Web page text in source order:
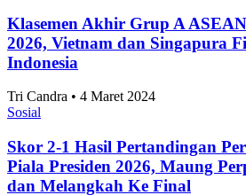
Ekonomi dan Bisnis 19 Juli 2026
Topik
Ekonomi dan Bisnis
Artikel Terpopuler